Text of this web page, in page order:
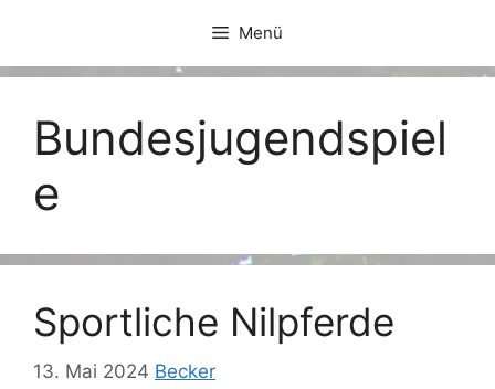
springen
Menü
Bundesjugendspiel
e
Sportliche Nilpferde
13. Mai 2024 Becker